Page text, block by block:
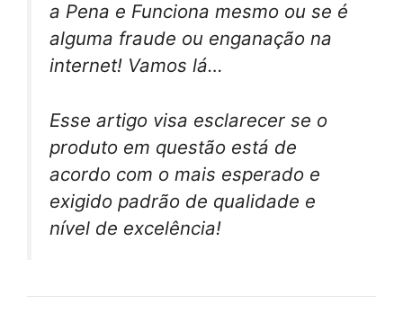
a Pena e Funciona mesmo ou se é
alguma fraude ou enganação na
internet! Vamos lá…
Esse artigo visa esclarecer se o
produto em questão está de
acordo com o mais esperado e
exigido padrão de qualidade e
nível de excelência!